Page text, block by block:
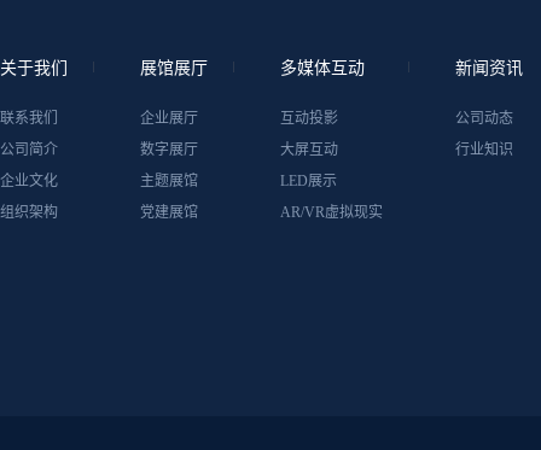
关于我们
联系我们
公司简介
企业文化
组织架构
展馆展厅
企业展厅
数字展厅
主题展馆
党建展馆
多媒体互动
互动投影
大屏互动
LED展示
AR/VR虚拟现实
新闻资讯
公司动态
行业知识